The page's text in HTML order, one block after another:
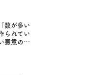
数が多い
られてい
悪意のな